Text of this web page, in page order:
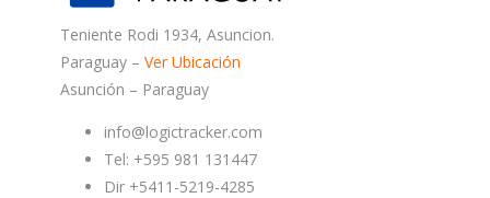
Teniente Rodi 1934, Asuncion.
Paraguay – Ver Ubicación
Asunción – Paraguay
info@logictracker.com
Tel: +595 981 131447
Dir +5411-5219-4285